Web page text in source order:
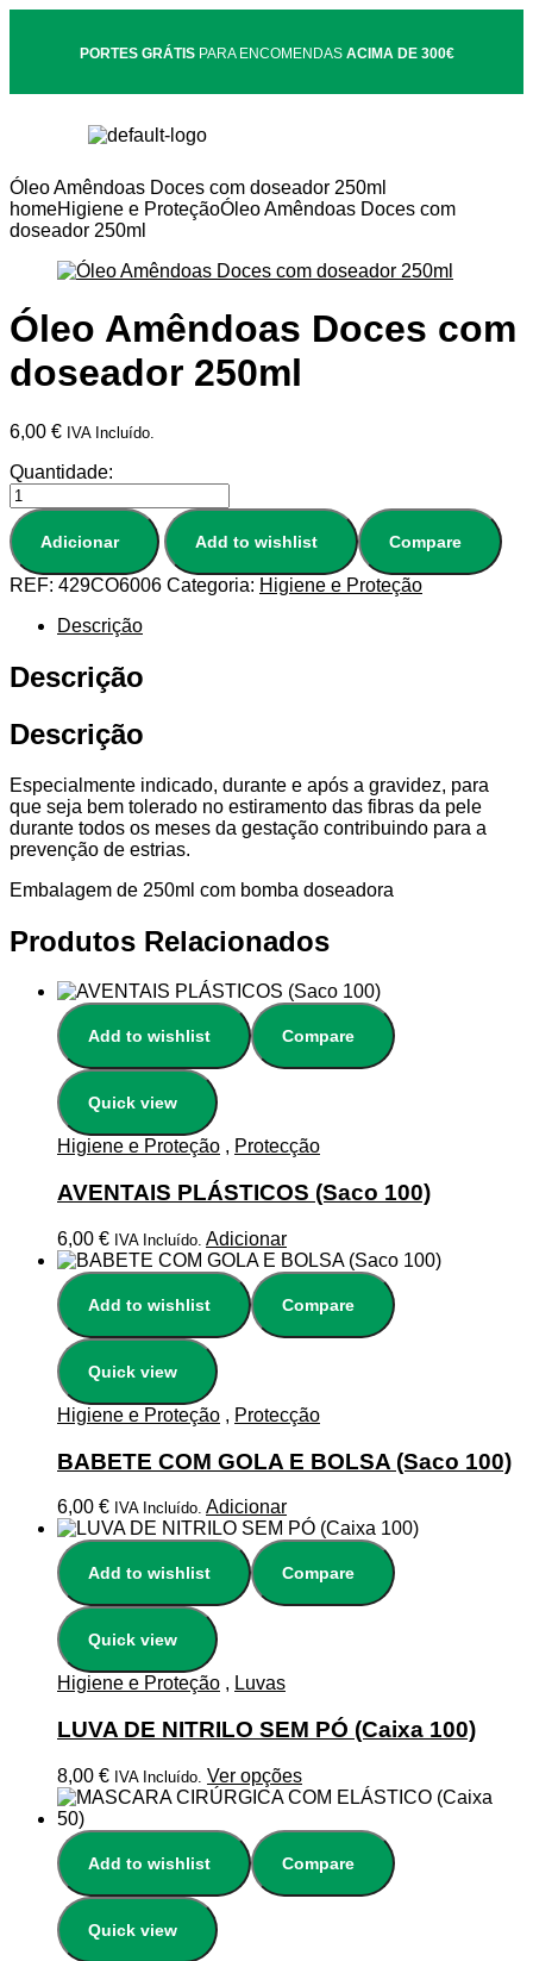
PORTES GRÁTISPARA ENCOMENDAS ACIMA DE 300€
Óleo Amêndoas Doces com doseador 250ml
homeHigiene e ProteçãoÓleo Amêndoas Doces com
doseador 250ml
Óleo Amêndoas Doces com
doseador 250ml
6,00 € IVA Incluído.
Quantidade:
Adicionar Add to wishlist Compare
REF: 429CO6006 Categoria: Higiene e Proteção
Descrição
Descrição
Descrição
Especialmente indicado, durante e após a gravidez, para
que seja bem tolerado no estiramento das fibras da pele
durante todos os meses da gestação contribuindo para a
prevenção de estrias.
Embalagem de 250ml com bomba doseadora
Produtos Relacionados
Add to wishlist Compare
Quick view
Higiene e Proteção , Protecção
AVENTAIS PLÁSTICOS (Saco 100)
6,00 € IVA Incluído. Adicionar
Add to wishlist Compare
Quick view
Higiene e Proteção , Protecção
BABETE COM GOLA E BOLSA (Saco 100)
6,00 € IVA Incluído. Adicionar
Add to wishlist Compare
Quick view
Higiene e Proteção , Luvas
LUVA DE NITRILO SEM PÓ (Caixa 100)
8,00 € IVA Incluído. Ver opções
Add to wishlist Compare
Quick view